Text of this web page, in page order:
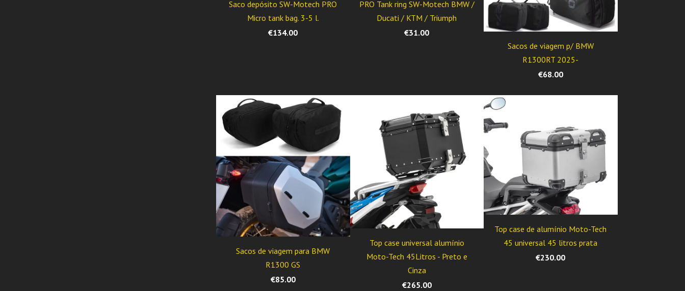
Saco depósito SW-Motech PRO
Micro tank bag. 3-5 l.
€134.00
PRO Tank ring SW-Motech BMW /
Ducati / KTM / Triumph
€31.00
Sacos de viagem p/ BMW
R1300RT 2025-
€68.00
Sacos de viagem para BMW
R1300 GS
€85.00
Top case universal alumínio
Moto-Tech 45Litros - Preto e
Cinza
€265.00
Top case de alumínio Moto-Tech
45 universal 45 litros prata
€230.00